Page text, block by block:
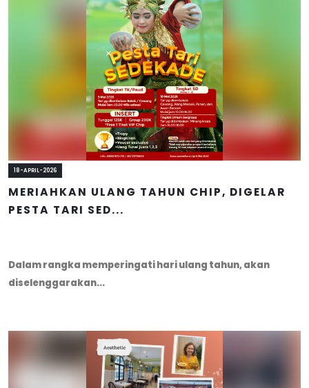
18-APRIL-2026
MERIAHKAN ULANG TAHUN CHIP, DIGELAR
PESTA TARI SED...
Dalam rangka memperingati hari ulang tahun, akan
diselenggarakan...